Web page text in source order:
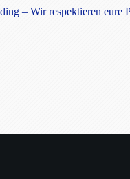
– Wir respektieren eure